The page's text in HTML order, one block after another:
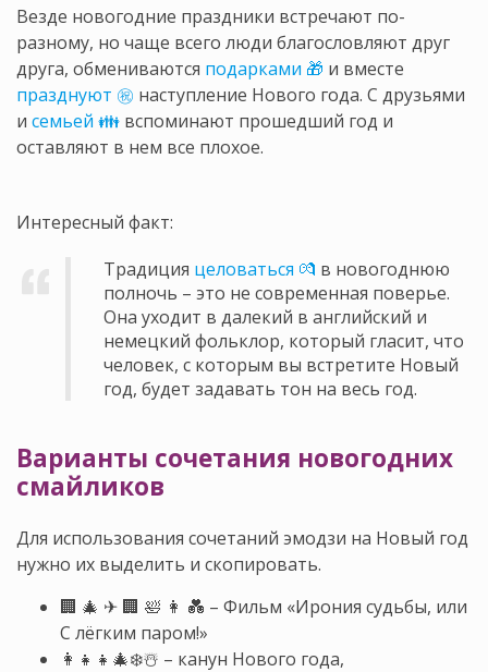
Везде новогодние праздники встречают по-
разному, но чаще всего люди благословляют друг
друга, обмениваются подарками 🎁 и вместе
празднуют ㊗ наступление Нового года. С друзьями
и семьей 👪 вспоминают прошедший год и
оставляют в нем все плохое.
Интересный факт:
Традиция целоваться 💏 в новогоднюю
полночь – это не современная поверье.
Она уходит в далекий в английский и
немецкий фольклор, который гласит, что
человек, с которым вы встретите Новый
год, будет задавать тон на весь год.
Варианты сочетания новогодних
смайликов
Для использования сочетаний эмодзи на Новый год
нужно их выделить и скопировать.
🏢 🎄 ✈ 🏢 🛀 👩 💑 – Фильм «Ирония судьбы, или
С лёгким паром!»
👩‍👧‍👧🎄❄️☃️ – канун Нового года,